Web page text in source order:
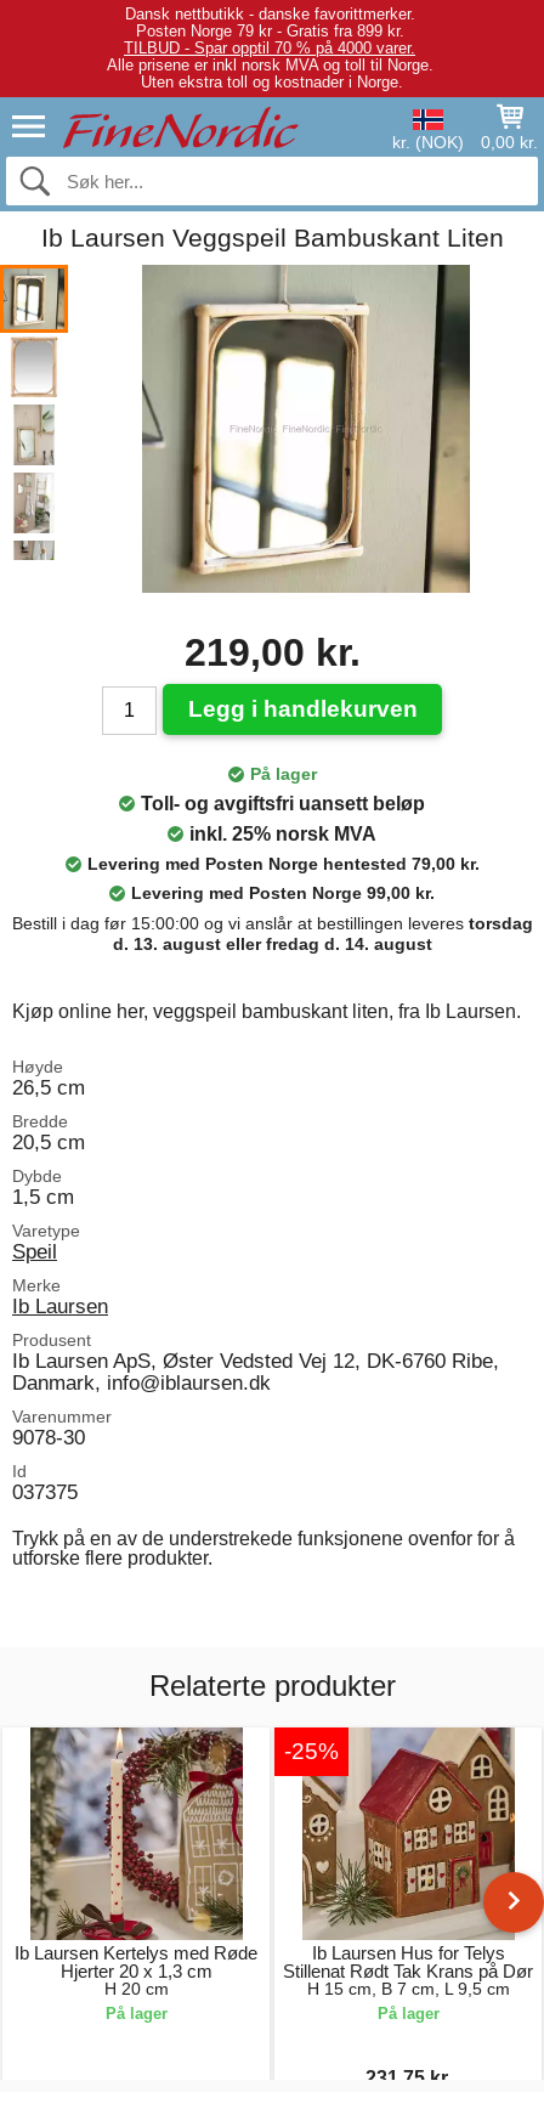
Dansk nettbutikk - danske favorittmerker.
Posten Norge 79 kr - Gratis fra 899 kr.
TILBUD - Spar opptil 70 % på 4000 varer.
Alle prisene er inkl norsk MVA og toll til Norge.
Uten ekstra toll og kostnader i Norge.
kr. (NOK) 0,00 kr.
Ib Laursen Veggspeil Bambuskant Liten
219,00 kr.
Legg i handlekurven
På lager
Toll- og avgiftsfri uansett beløp
inkl. 25% norsk MVA
Levering med Posten Norge hentested 79,00 kr.
Levering med Posten Norge 99,00 kr.
Bestill i dag før 15:00:00 og vi anslår at bestillingen leveres torsdag
d. 13. august eller fredag d. 14. august
Kjøp online her, veggspeil bambuskant liten, fra Ib Laursen.
Høyde
26,5 cm
Bredde
20,5 cm
Dybde
1,5 cm
Varetype
Speil
Merke
Ib Laursen
Produsent
Ib Laursen ApS, Øster Vedsted Vej 12, DK-6760 Ribe,
Danmark, info@iblaursen.dk
Varenummer
9078-30
Id
037375
Trykk på en av de understrekede funksjonene ovenfor for å
utforske flere produkter.
Relaterte produkter
Ib Laursen Kertelys med Røde
Hjerter 20 x 1,3 cm
H 20 cm
På lager
-25%
Ib Laursen Hus for Telys
Stillenat Rødt Tak Krans på Dør
H 15 cm, B 7 cm, L 9,5 cm
På lager
231,75 kr.